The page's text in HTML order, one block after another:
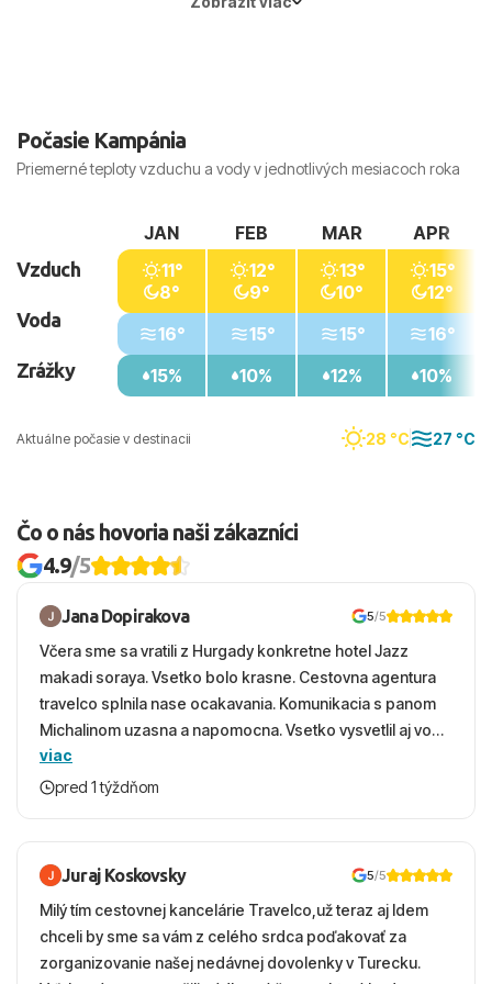
Počasie Kampánia
Priemerné teploty vzduchu a vody v jednotlivých mesiacoch roka
Aktuálne počasie v destinacii 28 °C 27 °C
Vzduch
Voda
Zrážky
JAN
11°
8°
16°
15%
FEB
12°
9°
15°
10%
MAR
13°
10°
15°
12%
APR
15°
12°
16°
10%
Čo o nás hovoria naši zákazníci
4.9/5
Jana Dopirakova 5/5
Včera sme sa vratili z Hurgady konkretne hotel Jazz
makadi soraya. Vsetko bolo krasne. Cestovna agentura
travelco splnila nase ocakavania. Komunikacia s panom
Michalinom uzasna a napomocna. Vsetko vysvetlil aj vo
vecernych hodinach zaco sa ospravedlnujem. Hotel
krasny, cisty. Sluzby top. Strava, prostredie, more,
viac
pred 1 týždňom
Juraj Koskovsky 5/5
Milý tím cestovnej kancelárie Travelco,už teraz aj Idem
chceli by sme sa vám z celého srdca poďakovať za
zorganizovanie našej nedávnej dovolenky v Turecku.